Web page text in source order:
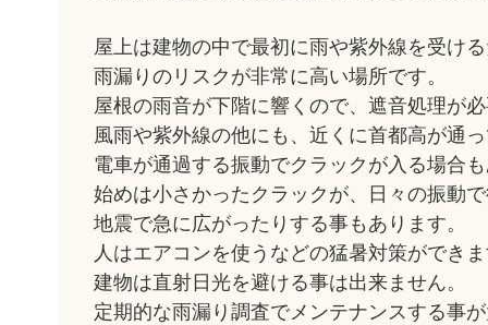
屋上は建物の中で最初に雨や紫外線を受け
雨漏りのリスクが非常に高い場所です。
屋根の雨音が下階に響くので、遮音処理が
風雨や紫外線の他にも、近くに首都高が通
電車が通過する振動でクラックが入る場合
始めは小さかったクラックが、日々の振動
地震で急に広がったりする事もあります。
人はエアコンを使うなどの猛暑対策ができ
建物は直射日光を避ける事は出来ません。
定期的な雨漏り調査でメンテナンスする事